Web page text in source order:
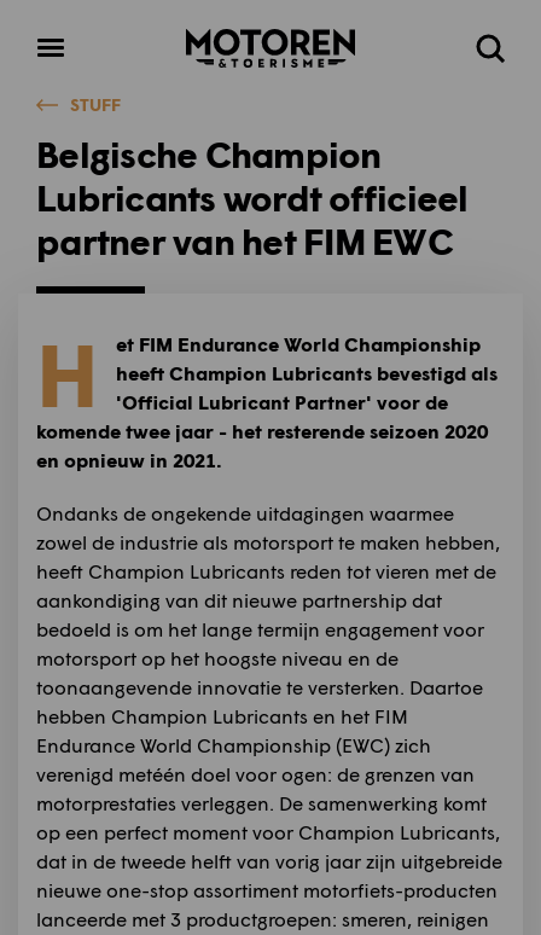
Open
Homepage Zoeken
STUFF
Belgische Champion
Lubricants wordt officieel
partner van het FIM EWC
H
et FIM Endurance World Championship
heeft Champion Lubricants bevestigd als
'Official Lubricant Partner' voor de
komende twee jaar - het resterende seizoen 2020
en opnieuw in 2021.
Ondanks de ongekende uitdagingen waarmee
zowel de industrie als motorsport te maken hebben,
heeft Champion Lubricants reden tot vieren met de
aankondiging van dit nieuwe partnership dat
bedoeld is om het lange termijn engagement voor
motorsport op het hoogste niveau en de
toonaangevende innovatie te versterken. Daartoe
hebben Champion Lubricants en het FIM
Endurance World Championship (EWC) zich
verenigd metéén doel voor ogen: de grenzen van
motorprestaties verleggen. De samenwerking komt
op een perfect moment voor Champion Lubricants,
dat in de tweede helft van vorig jaar zijn uitgebreide
nieuwe one-stop assortiment motorfiets-producten
lanceerde met 3 productgroepen: smeren, reinigen